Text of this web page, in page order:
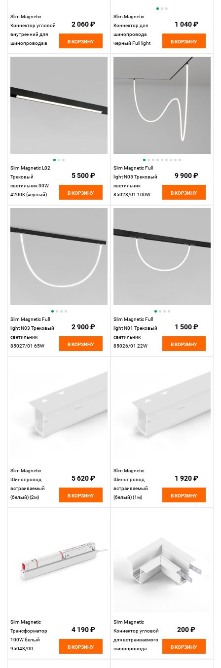
Slim Magnetic
Коннектор угловой
внутренний для
шинопровода в
2 060 ₽
В КОРЗИНУ
Slim Magnetic
Коннектор для
шинопровода
черный Full light
1 040 ₽
В КОРЗИНУ
Slim Magnetic L02
Трековый
светильник 30W
4200K (черный)
5 500 ₽
В КОРЗИНУ
Slim Magnetic Full
light N05 Трековый
светильник
85028/01 100W
9 900 ₽
В КОРЗИНУ
Slim Magnetic Full
light N03 Трековый
светильник
85027/01 65W
2 900 ₽
В КОРЗИНУ
Slim Magnetic Full
light N01 Трековый
светильник
85026/01 22W
1 500 ₽
В КОРЗИНУ
Slim Magnetic
Шинопровод
встраиваемый
(белый) (2м)
5 620 ₽
В КОРЗИНУ
Slim Magnetic
Шинопровод
встраиваемый
(белый) (1м)
1 920 ₽
В КОРЗИНУ
Slim Magnetic
Трансформатор
100W белый
95043/00
4 190 ₽
В КОРЗИНУ
Slim Magnetic
Коннектор угловой
для встраиваемого
шинопровода
200 ₽
В КОРЗИНУ